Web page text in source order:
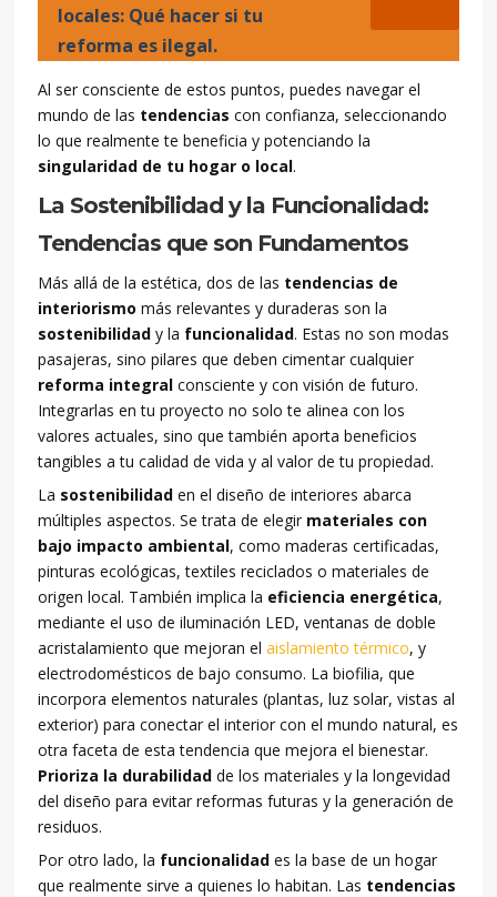
locales: Qué hacer si tu
reforma es ilegal.
Al ser consciente de estos puntos, puedes navegar el
mundo de las tendencias con confianza, seleccionando
lo que realmente te beneficia y potenciando la
singularidad de tu hogar o local.
La Sostenibilidad y la Funcionalidad:
Tendencias que son Fundamentos
Más allá de la estética, dos de las tendencias de
interiorismo más relevantes y duraderas son la
sostenibilidad y la funcionalidad. Estas no son modas
pasajeras, sino pilares que deben cimentar cualquier
reforma integral consciente y con visión de futuro.
Integrarlas en tu proyecto no solo te alinea con los
valores actuales, sino que también aporta beneficios
tangibles a tu calidad de vida y al valor de tu propiedad.
La sostenibilidad en el diseño de interiores abarca
múltiples aspectos. Se trata de elegir materiales con
bajo impacto ambiental, como maderas certificadas,
pinturas ecológicas, textiles reciclados o materiales de
origen local. También implica la eficiencia energética,
mediante el uso de iluminación LED, ventanas de doble
acristalamiento que mejoran elaislamiento térmico, y
electrodomésticos de bajo consumo. La biofilia, que
incorpora elementos naturales (plantas, luz solar, vistas al
exterior) para conectar el interior con el mundo natural, es
otra faceta de esta tendencia que mejora el bienestar.
Prioriza la durabilidad de los materiales y la longevidad
del diseño para evitar reformas futuras y la generación de
residuos.
Por otro lado, la funcionalidad es la base de un hogar
que realmente sirve a quienes lo habitan. Las tendencias